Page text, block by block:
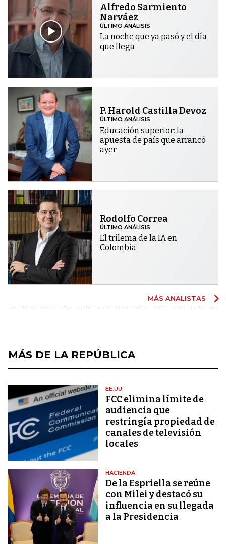
Alfredo Sarmiento
Narváez
ÚLTIMO ANÁLISIS
La noche que ya pasó y el día
que llega
P. Harold Castilla Devoz
ÚLTIMO ANÁLISIS
Educación superior: la
apuesta de país que arrancó
ayer
Rodolfo Correa
ÚLTIMO ANÁLISIS
El trilema de la IA en
Colombia
MÁS ANALISTAS
MÁS DE LA REPÚBLICA
EE.UU.
FCC elimina límite de
audiencia que
restringía propiedad de
canales de televisión
locales
HACIENDA
De la Espriella se reúne
con Milei y destacó su
influencia en su llegada
a la Presidencia